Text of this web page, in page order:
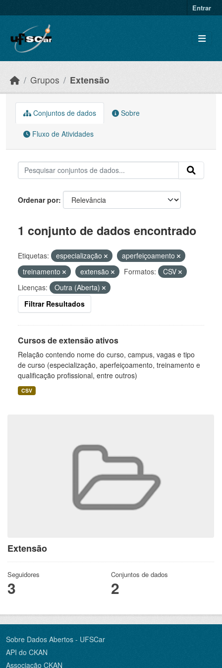
Entrar
Grupos Extensão
Extensão
Seguidores
3
Conjuntos de dados
2
Conjuntos de dados Sobre
Fluxo de Atividades
Ordenar por
1 conjunto de dados encontrado
Etiquetas: especialização
aperfeiçoamento
treinamento
extensão Formatos:
CSV
Licenças:
Outra (Aberta)
Filtrar Resultados
Cursos de extensão ativos
Relação contendo nome do curso, campus, vagas e tipo
de curso (especialização, aperfeiçoamento, treinamento e
qualificação profissional, entre outros)
CSV
Sobre Dados Abertos - UFSCar
API do CKAN
Associação CKAN